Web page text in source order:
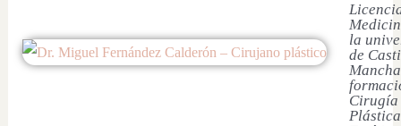
la
de
Cirugía